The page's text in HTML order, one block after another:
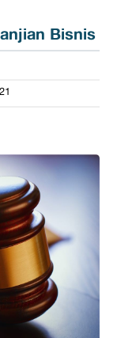
Bisnis